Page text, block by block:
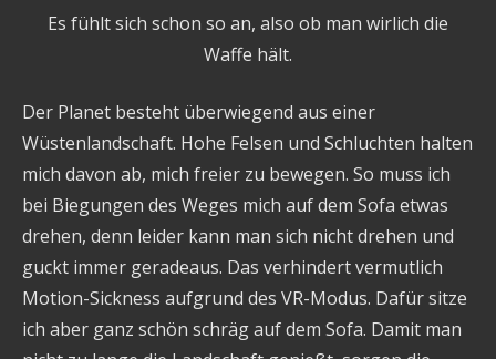
Es fühlt sich schon so an, also ob man wirlich die
Waffe hält.
Der Planet besteht überwiegend aus einer
Wüstenlandschaft. Hohe Felsen und Schluchten halten
mich davon ab, mich freier zu bewegen. So muss ich
bei Biegungen des Weges mich auf dem Sofa etwas
drehen, denn leider kann man sich nicht drehen und
guckt immer geradeaus. Das verhindert vermutlich
Motion-Sickness aufgrund des VR-Modus. Dafür sitze
ich aber ganz schön schräg auf dem Sofa. Damit man